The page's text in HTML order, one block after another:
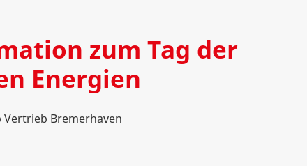
zum Tag der
Energien
Bremerhaven